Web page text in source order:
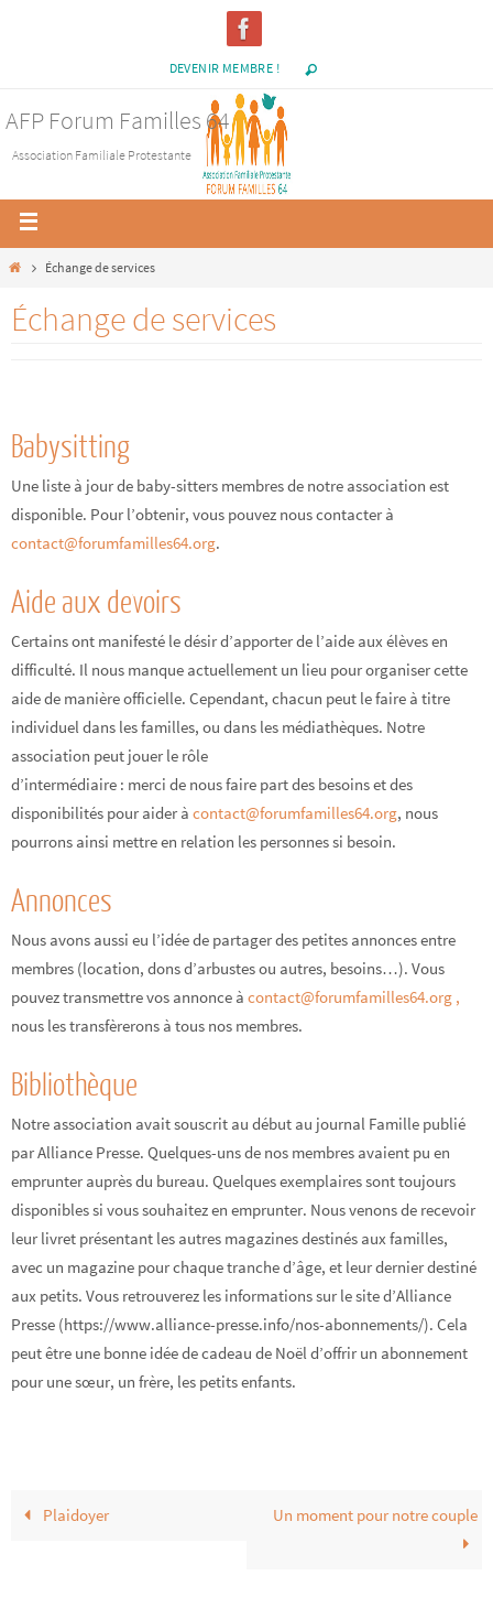
DEVENIR MEMBRE !
AFP Forum Familles 64
Association Familiale Protestante
Échange de services
Échange de services
Babysitting
Une liste à jour de baby-sitters membres de notre association est
disponible. Pour l’obtenir, vous pouvez nous contacter à
contact@forumfamilles64.org.
Aide aux devoirs
Certains ont manifesté le désir d’apporter de l’aide aux élèves en
difficulté. Il nous manque actuellement un lieu pour organiser cette
aide de manière officielle. Cependant, chacun peut le faire à titre
individuel dans les familles, ou dans les médiathèques. Notre
association peut jouer le rôle
d’intermédiaire : merci de nous faire part des besoins et des
disponibilités pour aider à contact@forumfamilles64.org, nous
pourrons ainsi mettre en relation les personnes si besoin.
Annonces
Nous avons aussi eu l’idée de partager des petites annonces entre
membres (location, dons d’arbustes ou autres, besoins…). Vous
pouvez transmettre vos annonce à contact@forumfamilles64.org ,
nous les transfèrerons à tous nos membres.
Bibliothèque
Notre association avait souscrit au début au journal Famille publié
par Alliance Presse. Quelques-uns de nos membres avaient pu en
emprunter auprès du bureau. Quelques exemplaires sont toujours
disponibles si vous souhaitez en emprunter. Nous venons de recevoir
leur livret présentant les autres magazines destinés aux familles,
avec un magazine pour chaque tranche d’âge, et leur dernier destiné
aux petits. Vous retrouverez les informations sur le site d’Alliance
Presse (https://www.alliance-presse.info/nos-abonnements/). Cela
peut être une bonne idée de cadeau de Noël d’offrir un abonnement
pour une sœur, un frère, les petits enfants.
Plaidoyer Un moment pour notre couple